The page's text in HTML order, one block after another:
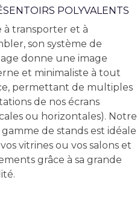
POLYVALENTS
à transporter et à
son système de
donne une image
et minimaliste à tout
permettant de multiples
de nos écrans
ou horizontales). Notre
gamme de stands est idéale
vitrines ou vos salons et
grâce à sa grande